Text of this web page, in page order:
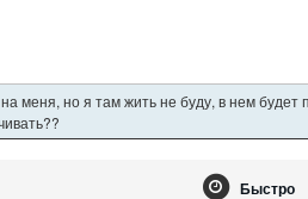
меня, но я там жить не буду, в нем будет
Быстро